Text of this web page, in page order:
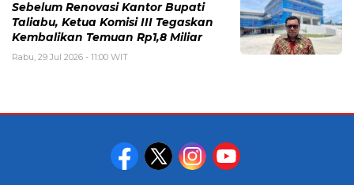
Sebelum Renovasi Kantor Bupati
Taliabu, Ketua Komisi III Tegaskan
Kembalikan Temuan Rp1,8 Miliar
Rabu, 29 Jul 2026 - 11:00 WIT